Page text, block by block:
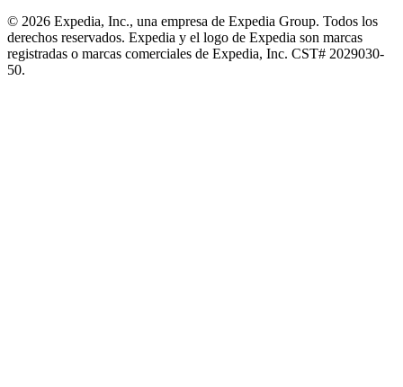
© 2026 Expedia, Inc., una empresa de Expedia Group. Todos los
derechos reservados. Expedia y el logo de Expedia son marcas
registradas o marcas comerciales de Expedia, Inc. CST# 2029030-
50.